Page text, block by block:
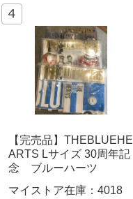
【完売品】THEBLUEHE
ARTS Lサイズ 30周年記
念 ブルーハーツ
マイストア在庫： 4018